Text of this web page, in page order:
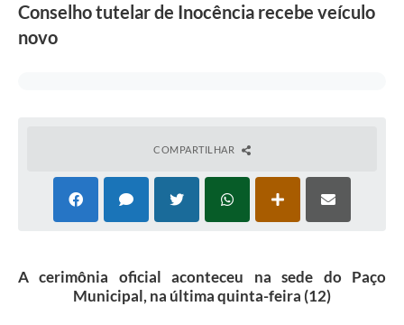
Renuncia de Receita
Programa de Estágio
Cadeia Integrada de Valor
Conselho tutelar de Inocência recebe veículo
novo
COMPARTILHAR
A cerimônia oficial aconteceu na sede do Paço
Municipal, na última quinta-feira (12)